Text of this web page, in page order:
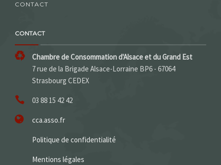
CONTACT
CONTACT
Chambre de Consommation d'Alsace et du Grand Est
7 rue de la Brigade Alsace-Lorraine BP6 - 67064
Strasbourg CEDEX
03 88 15 42 42
cca.asso.fr
Politique de confidentialité
Mentions légales